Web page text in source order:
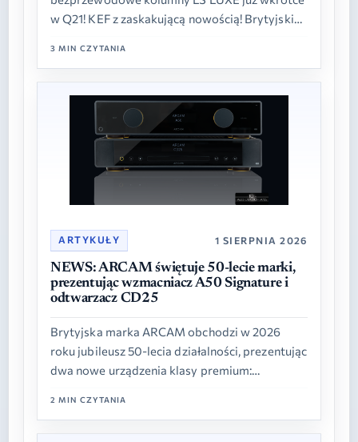
w Q21! KEF z zaskakującą nowością! Brytyjski
3 MIN CZYTANIA
ARTYKUŁY 1 SIERPNIA 2026
NEWS: ARCAM świętuje 50-lecie marki,
prezentując wzmacniacz A50 Signature i
odtwarzacz CD25
Brytyjska marka ARCAM obchodzi w 2026
roku jubileusz 50-lecia działalności, prezentując
dwa nowe urządzenia klasy premium:
2 MIN CZYTANIA